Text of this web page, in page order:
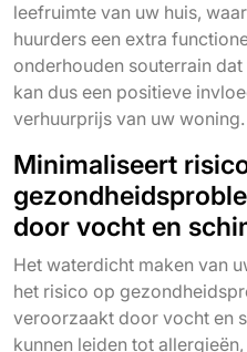
leefruimte van uw huis,
huurders een extra
onderhouden souterrain
kan dus een positieve
verhuurprijs van uw woning.
Minimaliseert
door vocht en
Het waterdicht maken van
het risico op
veroorzaakt door vocht en
kunnen leiden tot